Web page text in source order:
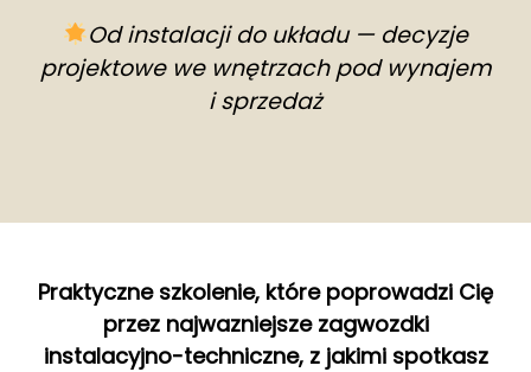
Od instalacji do układu — decyzje
projektowe we wnętrzach pod wynajem
i sprzedaż
Praktyczne szkolenie, które poprowadzi Cię
przez najwazniejsze zagwozdki
instalacyjno-techniczne, z jakimi spotkasz